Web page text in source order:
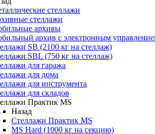
стеллажи
стеллажи
архивы
архив с электронным
SB (2100 кг на стеллаж)
SBL (750 кг на стеллаж)
для гаража
для дома
для инструмента
для складов
Практик MS
Назад
Стеллажи Практик MS
MS Hard (1000 кг на секцию)